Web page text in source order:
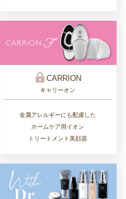
CARRION
キャリーオン
金属アレルギーにも配慮した
ホームケア用イオン
トリートメント美顔器